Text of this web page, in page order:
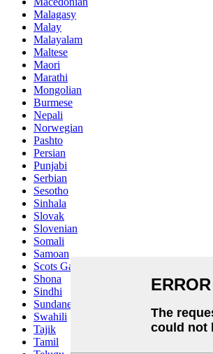
Malagasy
Malay
Malayalam
Maltese
Maori
Marathi
Mongolian
Burmese
Nepali
Norwegian
Pashto
Persian
Punjabi
Serbian
Sesotho
Sinhala
Slovak
Slovenian
Somali
Samoan
Scots Gaelic
Shona
Sindhi
Sundanese
Swahili
Tajik
Tamil